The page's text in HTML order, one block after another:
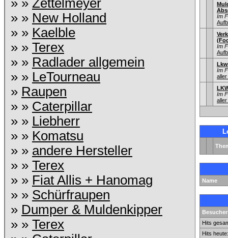
» » Zettelmeyer
» » New Holland
» » Kaelble
» » Terex
» » Radlader allgemein
» » LeTourneau
» Raupen
» » Caterpillar
» » Liebherr
» » Komatsu
» » andere Hersteller
» » Terex
» » Fiat Allis + Hanomag
» » Schürfraupen
» Dumper & Muldenkipper
» » Terex
Im
Im
Im
aller
Im
aller
Name
Hits
Hits heute: